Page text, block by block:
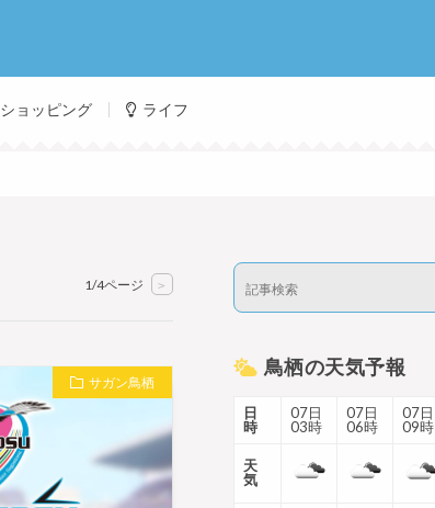
ショッピング ライフ
1/4ページ >
サガン鳥栖
鳥栖の天気予報
日
時
07日
03時
07日
06時
07日
09時
天
気